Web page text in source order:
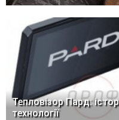
Тепловізор Пард:
технології